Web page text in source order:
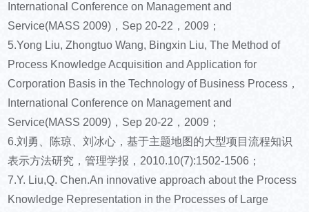
International Conference on Management and
Service(MASS 2009)，Sep 20-22，2009；
5.Yong Liu, Zhongtuo Wang, Bingxin Liu, The Method of
Process Knowledge Acquisition and Application for
Corporation Basis in the Technology of Business Process，
International Conference on Management and
Service(MASS 2009)，Sep 20-22，2009；
6.刘勇、陈琼、刘冰心，基于主题地图的大型项目流程知识
表示方法研究，管理学报，2010.10(7):1502-1506；
7.Y. Liu,Q. Chen.An innovative approach about the Process
Knowledge Representation in the Processes of Large